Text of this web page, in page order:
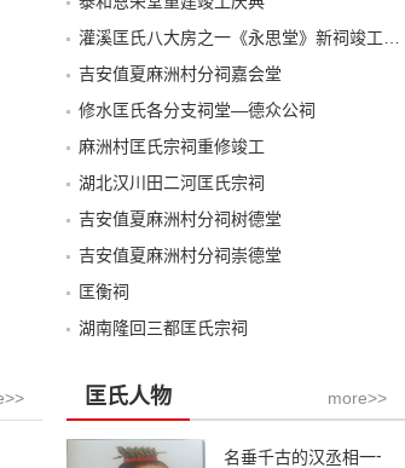
吉安值夏麻洲村分祠嘉会堂
修水匡氏各分支祠堂—德众公祠
麻洲村匡氏宗祠重修竣工
湖北汉川田二河匡氏宗祠
吉安值夏麻洲村分祠树德堂
吉安值夏麻洲村分祠崇德堂
匡衡祠
湖南隆回三都匡氏宗祠
more>>
匡氏人物
名垂千古的汉丞相一一